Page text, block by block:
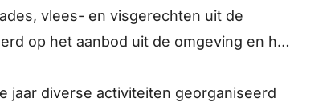
vlees- en visgerechten uit de
op het aanbod uit de omgeving en het
jaar diverse activiteiten georganiseerd